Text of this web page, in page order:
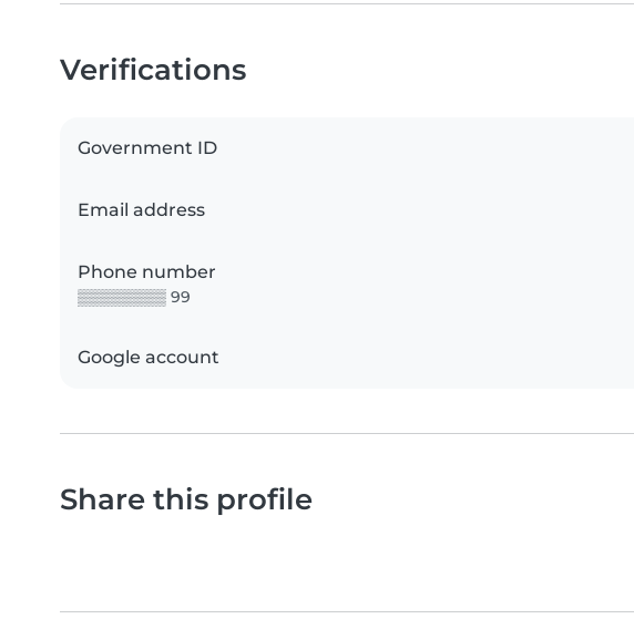
Verifications
Government ID
Email address
Phone number
▒▒▒▒▒▒▒▒ 99
Google account
Share this profile